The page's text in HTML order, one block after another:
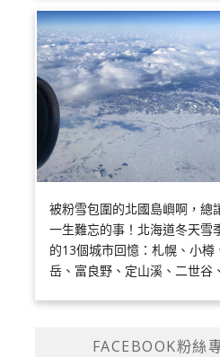
被粉雪包圍的北國島嶼啊，總
一生難忘的事！北海道冬天雪
的13個城市回憶：札幌、小樽
岳、富良野、定山溪、二世谷
FACEBOOK粉絲